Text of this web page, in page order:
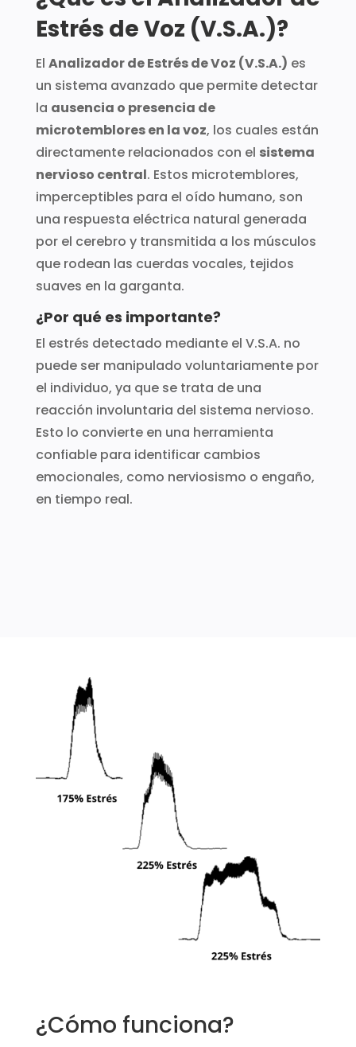
Estrés de Voz (V.S.A.)?
El Analizador de Estrés de Voz (V.S.A.) es
un sistema avanzado que permite detectar
la ausencia o presencia de
microtemblores en la voz, los cuales están
directamente relacionados con el sistema
nervioso central. Estos microtemblores,
imperceptibles para el oído humano, son
una respuesta eléctrica natural generada
por el cerebro y transmitida a los músculos
que rodean las cuerdas vocales, tejidos
suaves en la garganta.
¿Por qué es importante?
El estrés detectado mediante el V.S.A. no
puede ser manipulado voluntariamente por
el individuo, ya que se trata de una
reacción involuntaria del sistema nervioso.
Esto lo convierte en una herramienta
confiable para identificar cambios
emocionales, como nerviosismo o engaño,
en tiempo real.
¿Cómo funciona?